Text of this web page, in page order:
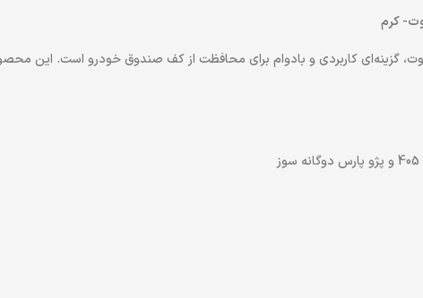
دوگانه برند ماهوت، گزینه‌ای کاربردی و بادوام برای محافظت از کف صندوق خودرو